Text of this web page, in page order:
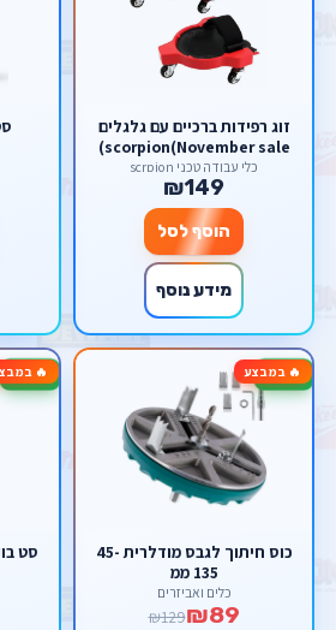
זוג רפידות ברכיים עם גלגלים
scorpion(November sale)
כלי עבודה טכני scrpion
₪149
הוסף לסל
מידע נוסף
🔥 במבצע-31%
כוס חיתוך לגבס מודלרית 45-
135 ממ
כלים ואביזרים
₪89
₪129
🔥-37%
סט